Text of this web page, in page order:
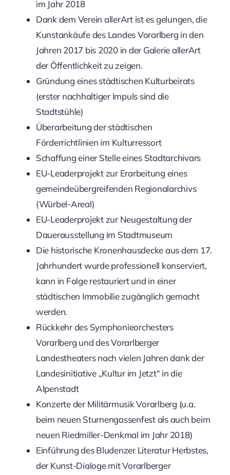
im Jahr 2018
Dank dem Verein allerArt ist es gelungen, die
Kunstankäufe des Landes Vorarlberg in den
Jahren 2017 bis 2020 in der Galerie allerArt
der Öffentlichkeit zu zeigen.
Gründung eines städtischen Kulturbeirats
(erster nachhaltiger Impuls sind die
Stadtstühle)
Überarbeitung der städtischen
Förderrichtlinien im Kulturressort
Schaffung einer Stelle eines Stadtarchivars
EU-Leaderprojekt zur Erarbeitung eines
gemeindeübergreifenden Regionalarchivs
(Würbel-Areal)
EU-Leaderprojekt zur Neugestaltung der
Dauerausstellung im Stadtmuseum
Die historische Kronenhausdecke aus dem 17.
Jahrhundert wurde professionell konserviert,
kann in Folge restauriert und in einer
städtischen Immobilie zugänglich gemacht
werden.
Rückkehr des Symphonieorchesters
Vorarlberg und des Vorarlberger
Landestheaters nach vielen Jahren dank der
Landesinitiative „Kultur im Jetzt“ in die
Alpenstadt
Konzerte der Militärmusik Vorarlberg (u.a.
beim neuen Sturnengassenfest als auch beim
neuen Riedmiller-Denkmal im Jahr 2018)
Einführung des Bludenzer Literatur Herbstes,
der Kunst-Dialoge mit Vorarlberger